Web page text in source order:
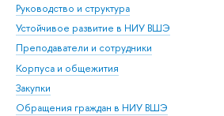
Руководство и структура
Устойчивое развитие в НИУ ВШЭ
Преподаватели и сотрудники
Корпуса и общежития
Закупки
Обращения граждан в НИУ ВШЭ